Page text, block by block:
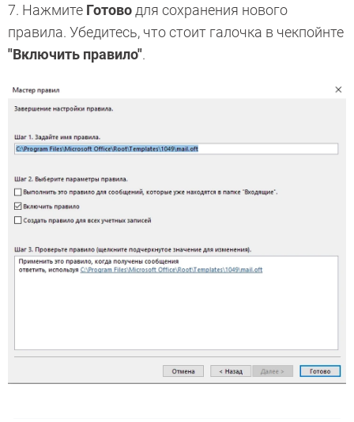
7. Нажмите Готово для сохранения нового
правила. Убедитесь, что стоит галочка в чекпойнте
"Включить правило".